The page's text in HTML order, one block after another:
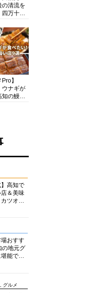
の清流を
万十川
すすめガ
】
ウナギが
の鰻の
】高知で
＆美味
ツオの
おすす
の地元グ
能でき
グルメ